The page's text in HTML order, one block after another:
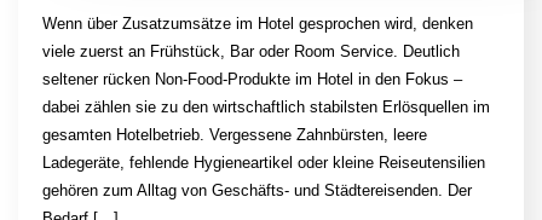
Wenn über Zusatzumsätze im Hotel gesprochen wird, denken
viele zuerst an Frühstück, Bar oder Room Service. Deutlich
seltener rücken Non-Food-Produkte im Hotel in den Fokus –
dabei zählen sie zu den wirtschaftlich stabilsten Erlösquellen im
gesamten Hotelbetrieb. Vergessene Zahnbürsten, leere
Ladegeräte, fehlende Hygieneartikel oder kleine Reiseutensilien
gehören zum Alltag von Geschäfts- und Städtereisenden. Der